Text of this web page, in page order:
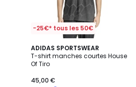
-25€* tous les 50€
ADIDAS SPORTSWEAR
T-shirt manches courtes House
Of Tiro
45,00 €
5
/
5